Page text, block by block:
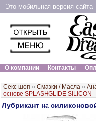
Это мобильная версия сайта
О компании
Контакты
Секс шоп » Смазки / Масла »
основе SPLASHGLIDE SILICON
Лубрикант на